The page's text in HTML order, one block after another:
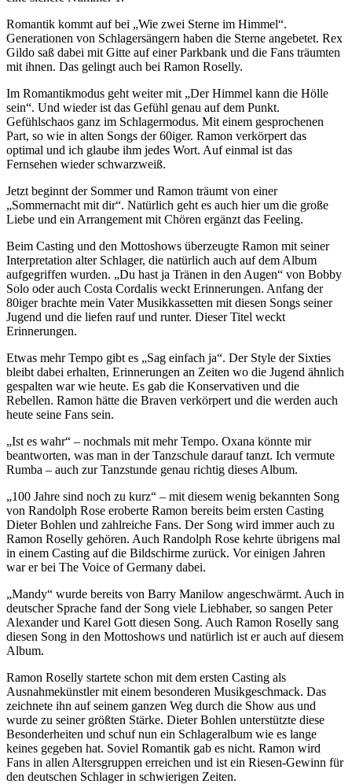
Romantik kommt auf bei „Wie zwei Sterne im Himmel“.
Generationen von Schlagersängern haben die Sterne angebetet. Rex
Gildo saß dabei mit Gitte auf einer Parkbank und die Fans träumten
mit ihnen. Das gelingt auch bei Ramon Roselly.
Im Romantikmodus geht weiter mit „Der Himmel kann die Hölle
sein“. Und wieder ist das Gefühl genau auf dem Punkt.
Gefühlschaos ganz im Schlagermodus. Mit einem gesprochenen
Part, so wie in alten Songs der 60iger. Ramon verkörpert das
optimal und ich glaube ihm jedes Wort. Auf einmal ist das
Fernsehen wieder schwarzweiß.
Jetzt beginnt der Sommer und Ramon träumt von einer
„Sommernacht mit dir“. Natürlich geht es auch hier um die große
Liebe und ein Arrangement mit Chören ergänzt das Feeling.
Beim Casting und den Mottoshows überzeugte Ramon mit seiner
Interpretation alter Schlager, die natürlich auch auf dem Album
aufgegriffen wurden. „Du hast ja Tränen in den Augen“ von Bobby
Solo oder auch Costa Cordalis weckt Erinnerungen. Anfang der
80iger brachte mein Vater Musikkassetten mit diesen Songs seiner
Jugend und die liefen rauf und runter. Dieser Titel weckt
Erinnerungen.
Etwas mehr Tempo gibt es „Sag einfach ja“. Der Style der Sixties
bleibt dabei erhalten, Erinnerungen an Zeiten wo die Jugend ähnlich
gespalten war wie heute. Es gab die Konservativen und die
Rebellen. Ramon hätte die Braven verkörpert und die werden auch
heute seine Fans sein.
„Ist es wahr“ – nochmals mit mehr Tempo. Oxana könnte mir
beantworten, was man in der Tanzschule darauf tanzt. Ich vermute
Rumba – auch zur Tanzstunde genau richtig dieses Album.
„100 Jahre sind noch zu kurz“ – mit diesem wenig bekannten Song
von Randolph Rose eroberte Ramon bereits beim ersten Casting
Dieter Bohlen und zahlreiche Fans. Der Song wird immer auch zu
Ramon Roselly gehören. Auch Randolph Rose kehrte übrigens mal
in einem Casting auf die Bildschirme zurück. Vor einigen Jahren
war er bei The Voice of Germany dabei.
„Mandy“ wurde bereits von Barry Manilow angeschwärmt. Auch in
deutscher Sprache fand der Song viele Liebhaber, so sangen Peter
Alexander und Karel Gott diesen Song. Auch Ramon Roselly sang
diesen Song in den Mottoshows und natürlich ist er auch auf diesem
Album.
Ramon Roselly startete schon mit dem ersten Casting als
Ausnahmekünstler mit einem besonderen Musikgeschmack. Das
zeichnete ihn auf seinem ganzen Weg durch die Show aus und
wurde zu seiner größten Stärke. Dieter Bohlen unterstützte diese
Besonderheiten und schuf nun ein Schlageralbum wie es lange
keines gegeben hat. Soviel Romantik gab es nicht. Ramon wird
Fans in allen Altersgruppen erreichen und ist ein Riesen-Gewinn für
den deutschen Schlager in schwierigen Zeiten.